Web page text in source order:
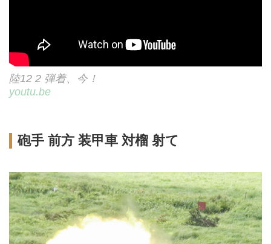
陸12 2 弾着、今！
youtu.be
砲手 前方 装甲車 対榴 射て